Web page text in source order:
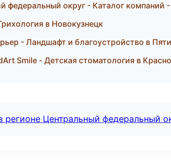
федеральный округ - Каталог компаний
в Новокузнецк
- Ландшафт и благоустройство в
Smile - Детская стоматология в
регионе Центральный федеральный